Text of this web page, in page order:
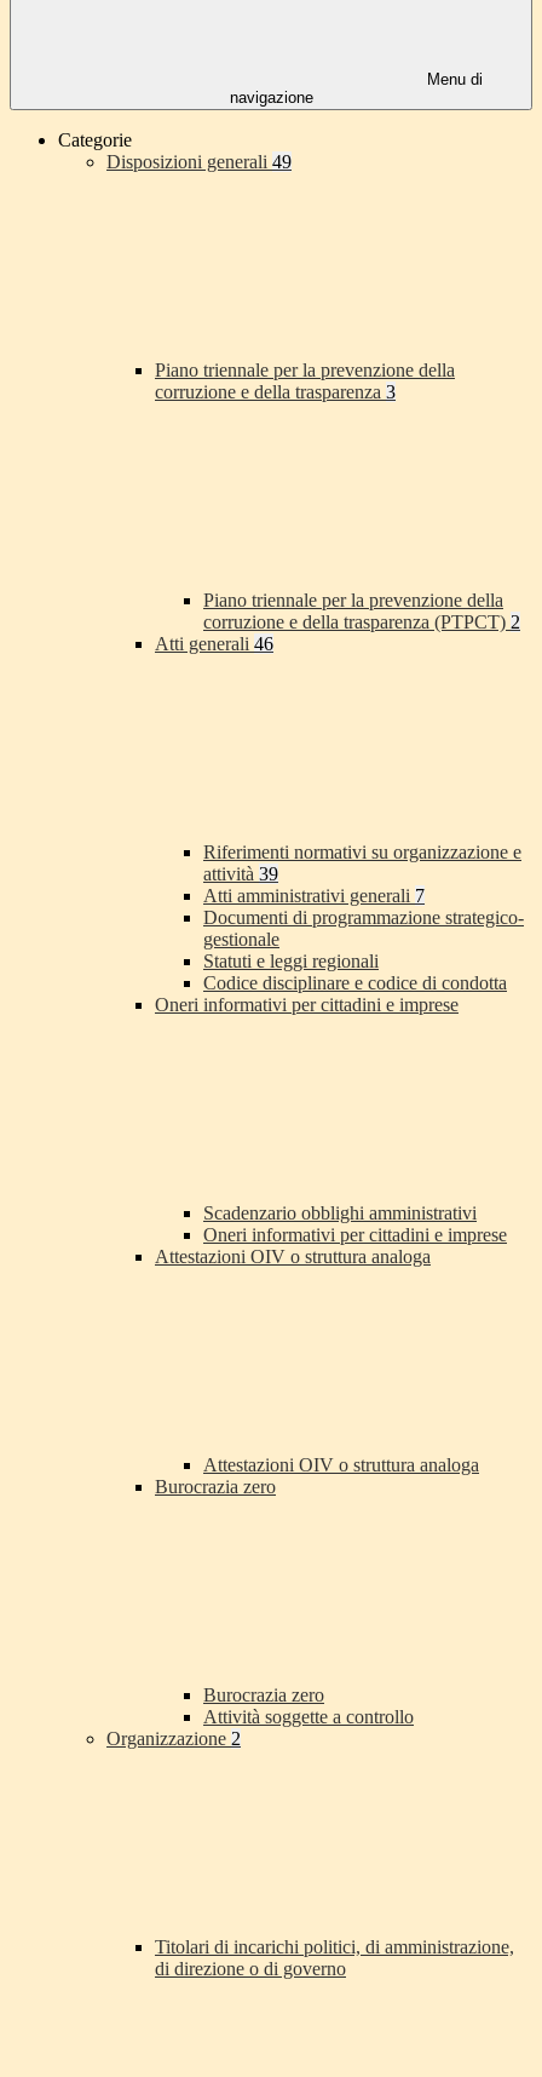
Menu di
navigazione
Categorie
Disposizioni generali 49
Piano triennale per la prevenzione della
corruzione e della trasparenza 3
Piano triennale per la prevenzione della
corruzione e della trasparenza (PTPCT) 2
Atti generali 46
Riferimenti normativi su organizzazione e
attività 39
Atti amministrativi generali 7
Documenti di programmazione strategico-
gestionale
Statuti e leggi regionali
Codice disciplinare e codice di condotta
Oneri informativi per cittadini e imprese
Scadenzario obblighi amministrativi
Oneri informativi per cittadini e imprese
Attestazioni OIV o struttura analoga
Attestazioni OIV o struttura analoga
Burocrazia zero
Burocrazia zero
Attività soggette a controllo
Organizzazione 2
Titolari di incarichi politici, di amministrazione,
di direzione o di governo